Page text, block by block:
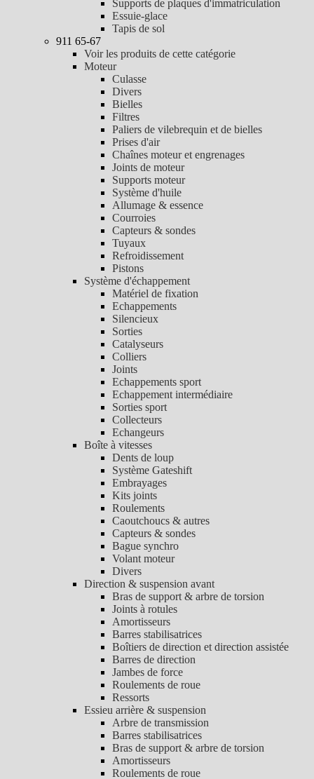
Supports de plaques d'immatriculation
Essuie-glace
Tapis de sol
911 65-67
Voir les produits de cette catégorie
Moteur
Culasse
Divers
Bielles
Filtres
Paliers de vilebrequin et de bielles
Prises d'air
Chaînes moteur et engrenages
Joints de moteur
Supports moteur
Système d'huile
Allumage & essence
Courroies
Capteurs & sondes
Tuyaux
Refroidissement
Pistons
Système d'échappement
Matériel de fixation
Echappements
Silencieux
Sorties
Catalyseurs
Colliers
Joints
Echappements sport
Echappement intermédiaire
Sorties sport
Collecteurs
Echangeurs
Boîte à vitesses
Dents de loup
Système Gateshift
Embrayages
Kits joints
Roulements
Caoutchoucs & autres
Capteurs & sondes
Bague synchro
Volant moteur
Divers
Direction & suspension avant
Bras de support & arbre de torsion
Joints à rotules
Amortisseurs
Barres stabilisatrices
Boîtiers de direction et direction assistée
Barres de direction
Jambes de force
Roulements de roue
Ressorts
Essieu arrière & suspension
Arbre de transmission
Barres stabilisatrices
Bras de support & arbre de torsion
Amortisseurs
Roulements de roue